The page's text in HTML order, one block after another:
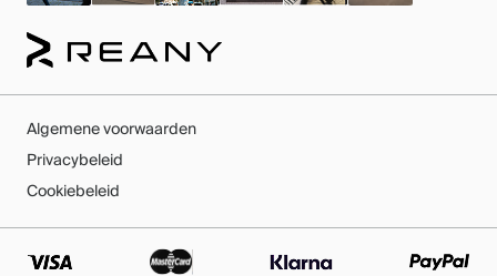
Algemene voorwaarden
Privacybeleid
Cookiebeleid